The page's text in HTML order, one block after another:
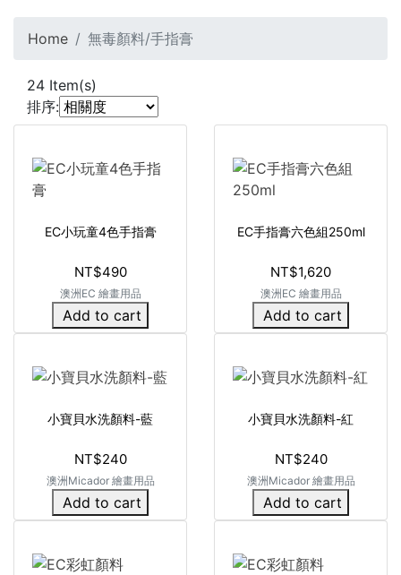
Home 無毒顏料/手指膏
24 Item(s)
排序:
EC小玩童4色手指膏
NT$490
澳洲EC 繪畫用品
Add to cart
EC手指膏六色組250ml
NT$1,620
澳洲EC 繪畫用品
Add to cart
小寶貝水洗顏料-藍
NT$240
澳洲Micador 繪畫用品
Add to cart
小寶貝水洗顏料-紅
NT$240
澳洲Micador 繪畫用品
Add to cart